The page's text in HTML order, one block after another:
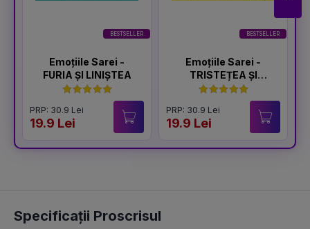
BESTSELLER
Emoțiile Sarei -
FURIA ȘI LINIȘTEA
PRP: 30.9 Lei
19.9 Lei
BESTSELLER
Emoțiile Sarei -
TRISTEȚEA ȘI
BUCURIA
PRP: 30.9 Lei
19.9 Lei
Specificații Proscrisul